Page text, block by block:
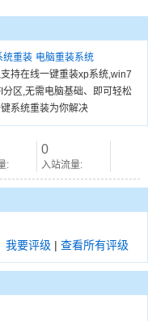
统重装 电脑重装系统
持在线一键重装xp系统,win7
区,无需电脑基础、即可轻松
系统重装为你解决
:
0
入站流量:
我要评级 | 查看所有评级